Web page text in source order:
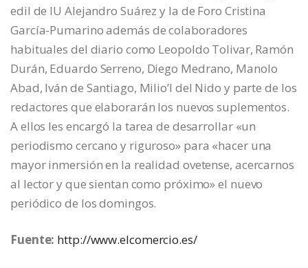
edil de IU Alejandro Suárez y la de Foro Cristina
García-Pumarino además de colaboradores
habituales del diario como Leopoldo Tolivar, Ramón
Durán, Eduardo Serreno, Diego Medrano, Manolo
Abad, Iván de Santiago, Milio’l del Nido y parte de los
redactores que elaborarán los nuevos suplementos.
A ellos les encargó la tarea de desarrollar «un
periodismo cercano y riguroso» para «hacer una
mayor inmersión en la realidad ovetense, acercarnos
al lector y que sientan como próximo» el nuevo
periódico de los domingos.
Fuente: http://www.elcomercio.es/